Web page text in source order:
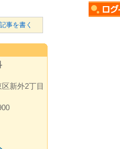
事を書く
新外2丁目